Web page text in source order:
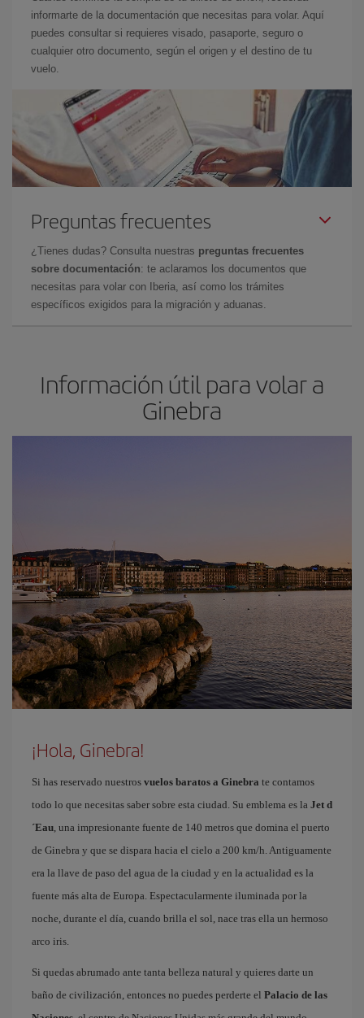
informarte de la documentación que necesitas para volar. Aquí
puedes consultar si requieres visado, pasaporte, seguro o
cualquier otro documento, según el origen y el destino de tu
vuelo.
Preguntas frecuentes
¿Tienes dudas? Consulta nuestras preguntas frecuentes
sobre documentación: te aclaramos los documentos que
necesitas para volar con Iberia, así como los trámites
específicos exigidos para la migración y aduanas.
Información útil para volar a
Ginebra
¡Hola, Ginebra!
Si has reservado nuestros vuelos baratos a Ginebra te contamos
todo lo que necesitas saber sobre esta ciudad. Su emblema es la Jet d
´Eau, una impresionante fuente de 140 metros que domina el puerto
de Ginebra y que se dispara hacia el cielo a 200 km/h. Antiguamente
era la llave de paso del agua de la ciudad y en la actualidad es la
fuente más alta de Europa. Espectacularmente iluminada por la
noche, durante el día, cuando brilla el sol, nace tras ella un hermoso
arco iris.
Si quedas abrumado ante tanta belleza natural y quieres darte un
baño de civilización, entonces no puedes perderte el Palacio de las